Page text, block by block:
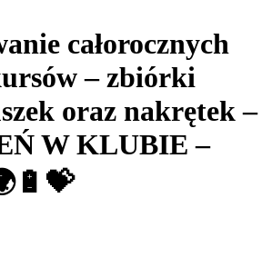
całorocznych
– zbiórki
oraz nakrętek –
W KLUBIE –